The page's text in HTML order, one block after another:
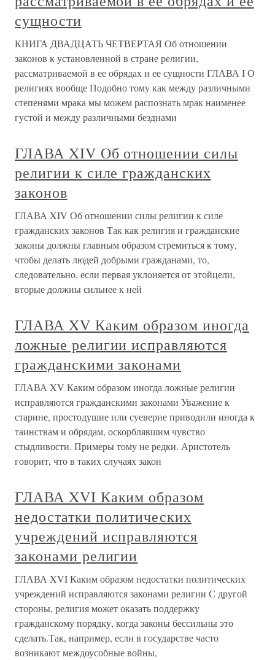
сущности
КНИГА ДВАДЦАТЬ ЧЕТВЕРТАЯ Об отношении
законов к установленной в стране религии,
рассматриваемой в ее обрядах и ее сущности ГЛАВА I О
религиях вообще Подобно тому как между различными
степенями мрака мы можем распознать мрак наименее
густой и между различными безднами
ГЛАВА XIV Об отношении силы
религии к силе гражданских
законов
ГЛАВА XIV Об отношении силы религии к силе
гражданских законов Так как религия и гражданские
законы должны главным образом стремиться к тому,
чтобы делать людей добрыми гражданами, то,
следовательно, если первая уклоняется от этойцели,
вторые должны сильнее к ней
ГЛАВА XV Каким образом иногда
ложные религии исправляются
гражданскими законами
ГЛАВА XV Каким образом иногда ложные религии
исправляются гражданскими законами Уважение к
старине, простодушие или суеверие приводили иногда к
таинствам и обрядам, оскорблявшим чувство
стыдливости. Примеры тому не редки. Аристотель
говорит, что в таких случаях закон
ГЛАВА XVI Каким образом
недостатки политических
учреждений исправляются
законами религии
ГЛАВА XVI Каким образом недостатки политических
учреждений исправляются законами религии С другой
стороны, религия может оказать поддержку
гражданскому порядку, когда законы бессильны это
сделать.Так, например, если в государстве часто
возникают междоусобные войны,